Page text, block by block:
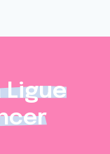
Ligue